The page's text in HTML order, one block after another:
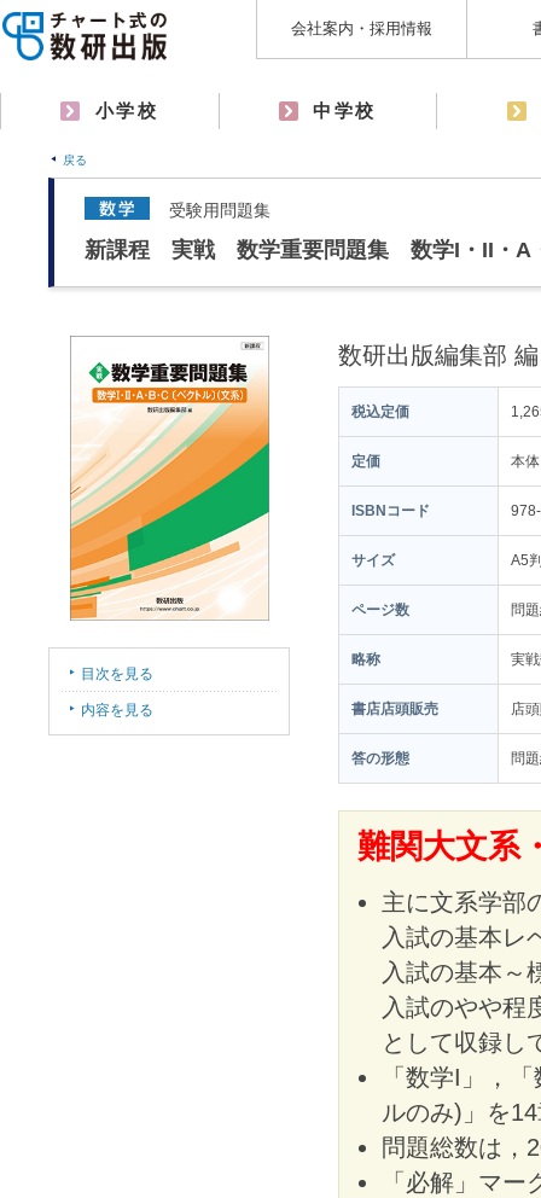
会社案内・採用情報
小学校 中学校
戻る
受験用問題集
新課程 実戦 数学重要問題集 数学I・II・A
数研出版編集部 編
税込定価
定価 本
ISBNコード
サイズ A5
ページ数 問
略称 実
書店店頭販売 店
答の形態 問
難関大文系
主に文系学部
入試の基本レ
入試の基本～
入試のやや程
として収録し
「数学I」，
ルのみ)」を
問題総数は，
「必解」マ
目次を見る
内容を見る